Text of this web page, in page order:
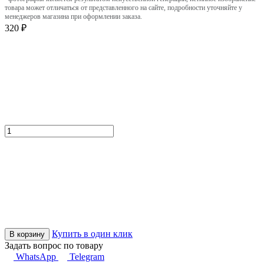
товара может отличаться от представленного на сайте, подробности уточняйте у
менеджеров магазина при оформлении заказа.
320 ₽
В корзину
Купить в один клик
Задать вопрос по товару
WhatsApp
Telegram